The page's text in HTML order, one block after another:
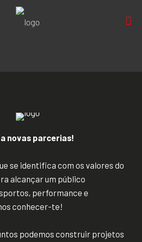
novas parcerias!
se identifica com os valores do
alcançar um público
performance e
conhecer-te!
podemos construir projetos